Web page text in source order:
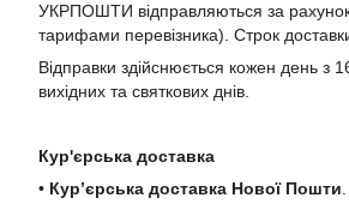
УКРПОШТИ відправляються за
тарифами перевізника). Строк
Відправки здійснюється кожен день з
вихідних та святкових днів.
Кур'єрська доставка
• Кур’єрська доставка Нової Пошти